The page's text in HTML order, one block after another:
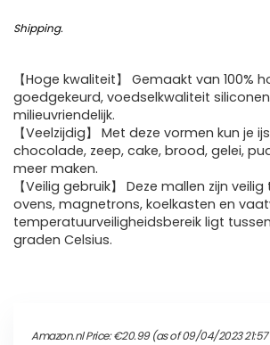
Shipping.
【Hoge kwaliteit】 Gemaakt van 100%
goedgekeurd, voedselkwaliteit
milieuvriendelijk.
【Veelzijdig】 Met deze vormen kun je
chocolade, zeep, cake, brood, gelei,
meer maken.
【Veilig gebruik】 Deze mallen zijn
ovens, magnetrons, koelkasten en
temperatuurveiligheidsbereik ligt
graden Celsius.
Amazon.nl Price:€20.99(as of 09/04/2023 21:57